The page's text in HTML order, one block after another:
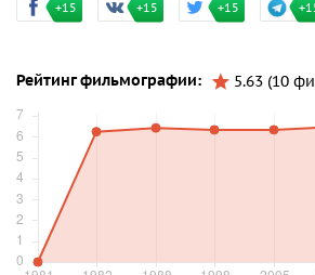
+15 +15 +15
Рейтинг фильмографии: 5.63 (10